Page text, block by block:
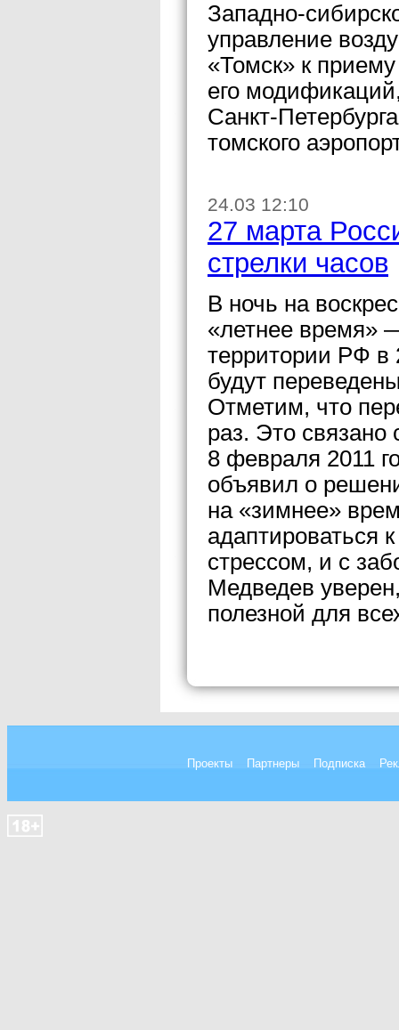
Западно-
управление
«Томск» к
его
Санкт-
томского
24.03 12:10
27 марта
стрелки часов
В ночь на
«летнее время»
территории РФ в
будут
Отметим, что
раз. Это связано
8 февраля 2011
объявил о
на «зимнее»
адаптироваться
стрессом, и с
Медведев
полезной для
Проекты Партнеры Подписка